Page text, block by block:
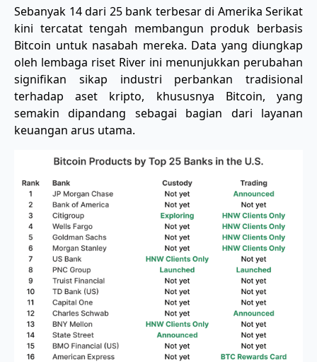
Sebanyak 14 dari 25 bank terbesar di Amerika Serikat
kini tercatat tengah membangun produk berbasis
Bitcoin untuk nasabah mereka. Data yang diungkap
oleh lembaga riset River ini menunjukkan perubahan
signifikan sikap industri perbankan tradisional
terhadap aset kripto, khususnya Bitcoin, yang
semakin dipandang sebagai bagian dari layanan
keuangan arus utama.